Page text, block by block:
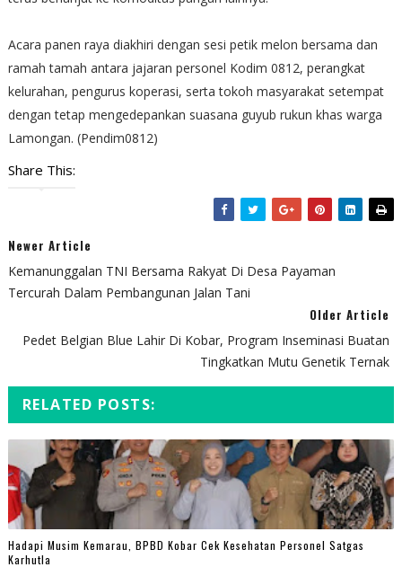
​Acara panen raya diakhiri dengan sesi petik melon bersama dan
ramah tamah antara jajaran personel Kodim 0812, perangkat
kelurahan, pengurus koperasi, serta tokoh masyarakat setempat
dengan tetap mengedepankan suasana guyub rukun khas warga
Lamongan. (Pendim0812)
Share This:
Newer Article
Kemanunggalan TNI Bersama Rakyat Di Desa Payaman
Tercurah Dalam Pembangunan Jalan Tani
Older Article
Pedet Belgian Blue Lahir Di Kobar, Program Inseminasi Buatan
Tingkatkan Mutu Genetik Ternak
RELATED POSTS:
Hadapi Musim Kemarau, BPBD Kobar Cek Kesehatan Personel Satgas
Karhutla